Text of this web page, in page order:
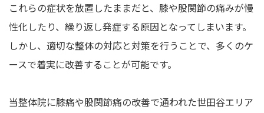
これらの症状を放置したままだと、膝や股関節の痛みが慢
性化したり、繰り返し発症する原因となってしまいます。
しかし、適切な整体の対応と対策を行うことで、多くのケ
ースで着実に改善することが可能です。
当整体院に膝痛や股関節痛の改善で通われた世田谷エリア